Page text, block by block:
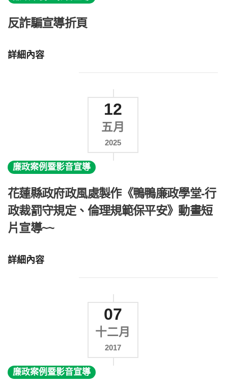
反詐騙宣導折頁
詳細內容
12
五月
2025
廉政案例暨影音宣導
花蓮縣政府政風處製作《鴨鴨廉政學堂-行
政裁罰守規定、倫理規範保平安》動畫短
片宣導~~
詳細內容
07
十二月
2017
廉政案例暨影音宣導